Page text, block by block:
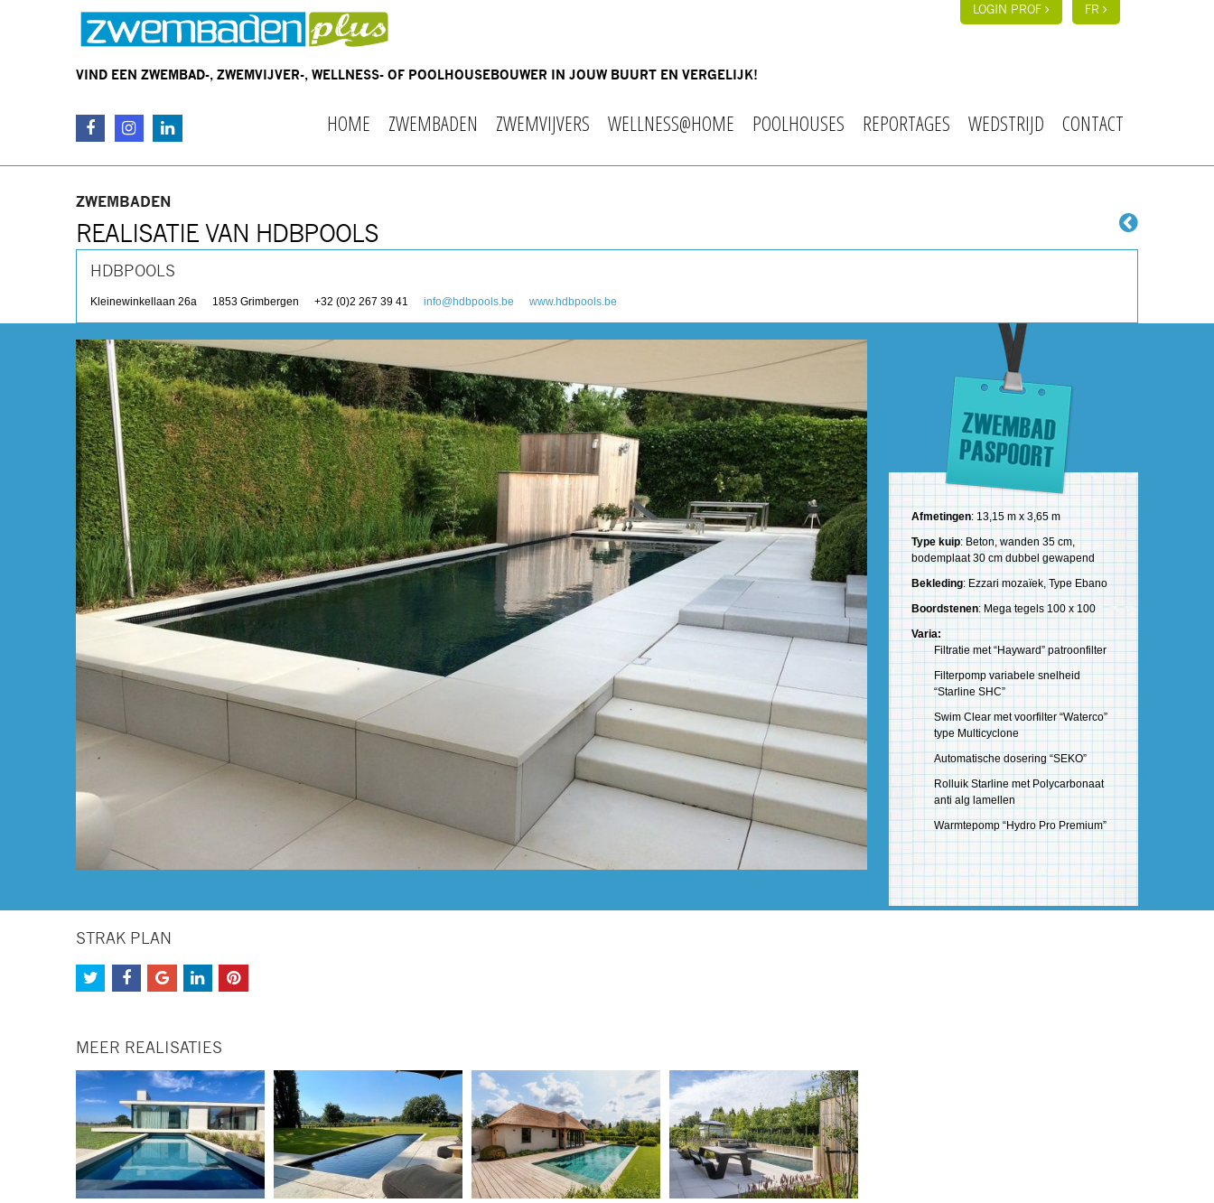
LOGIN PROF FR
VIND EEN ZWEMBAD-, ZWEMVIJVER-, WELLNESS- OF POOLHOUSEBOUWER IN JOUW BUURT EN VERGELIJK!
HOME ZWEMBADEN ZWEMVIJVERS WELLNESS@HOME POOLHOUSES REPORTAGES WEDSTRIJD CONTACT
ZWEMBADEN
REALISATIE VAN HDBPOOLS
HDBPOOLS
Kleinewinkellaan 26a 1853 Grimbergen +32 (0)2 267 39 41 info@hdbpools.be www.hdbpools.be
Afmetingen: 13,15 m x 3,65 m
Type kuip: Beton, wanden 35 cm,
bodemplaat 30 cm dubbel gewapend
Bekleding: Ezzari mozaïek, Type Ebano
Boordstenen: Mega tegels 100 x 100
Varia:
Filtratie met “Hayward” patroonfilter
Filterpomp variabele snelheid
“Starline SHC”
Swim Clear met voorfilter “Waterco”
type Multicyclone
Automatische dosering “SEKO”
Rolluik Starline met Polycarbonaat
anti alg lamellen
Warmtepomp “Hydro Pro Premium”
STRAK PLAN
MEER REALISATIES